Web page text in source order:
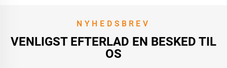
NYHEDSBREV
VENLIGST EFTERLAD EN BESKED TIL
OS